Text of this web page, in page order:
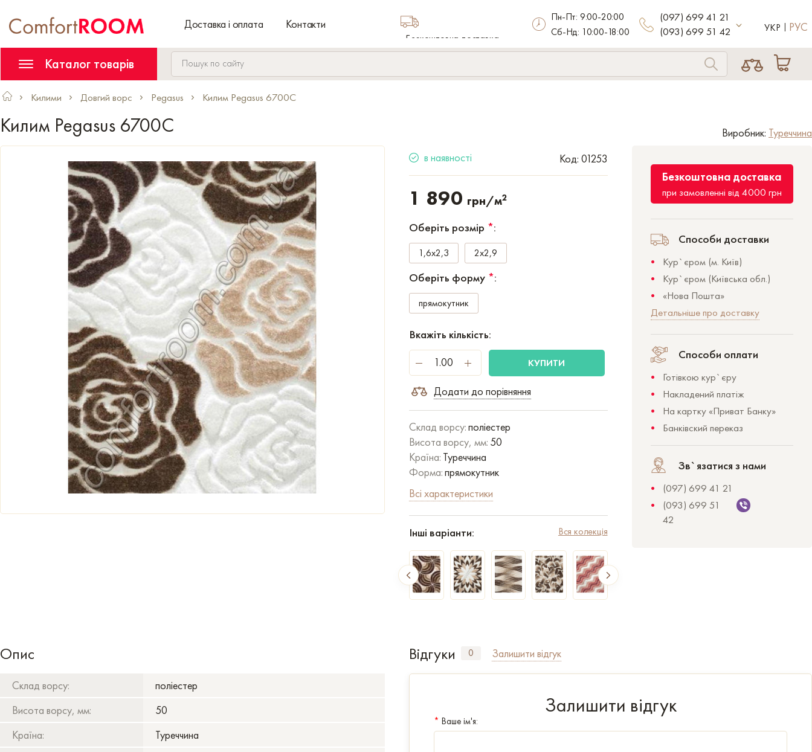
Доставка і оплата Контакти
Безкоштовна доставка
по Україні
Пн-Пт: 9:00-20:00
Сб-Нд: 10:00-18:00
(097) 699 41 21
(093) 699 51 42
УКР РУС
Каталог товарів
Килими Довгий ворс Pegasus Килим Pegasus 6700C
Килим Pegasus 6700C Виробник: Туреччина
в наявності
Код: 01253
1 890 грн/м2
Оберіть розмір *:
1,6x2,3 2x2,9
Оберіть форму *:
прямокутник
Вкажіть кількість:
КУПИТИ
Додати до порівняння
Склад ворсу:поліестер
Висота ворсу, мм: 50
Країна: Туреччина
Форма:прямокутник
Всі характеристики
Інші варіанти: Вся колекція
Безкоштовна доставка
при замовленні від 4000 грн
Способи доставки
Кур`єром (м. Київ)
Кур`єром (Київська обл.)
«Нова Пошта»
Детальніше про доставку
Способи оплати
Готівкою кур`єру
Накладений платіж
На картку «Приват Банку»
Банківский переказ
Зв`язатися з нами
(097) 699 41 21
(093) 699 51
42
Опис
Склад ворсу:
поліестер
Висота ворсу, мм:
50
Країна:
Туреччина
Відгуки 0 Залишити відгук
Залишити відгук
* Ваше ім'я: